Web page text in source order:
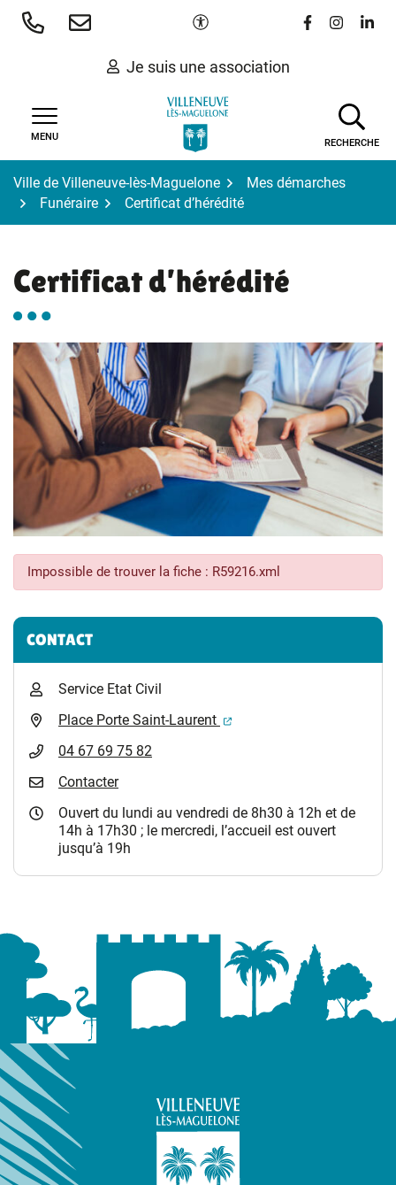
Aller
Paramètres d'accessibilité
Lien vers le
Lien vers
Lien
Je suis une association
MENU
RECHERCHE
Ville de Villeneuve-lès-Maguelone
Mes démarches
Funéraire
Certificat d’hérédité
Certificat d’hérédité
Impossible de trouver la fiche : R59216.xml
Informations complémentaires
CONTACT
Service Etat Civil
Place Porte Saint-Laurent
(ouverture dans un
04 67 69 75 82
Contacter
Ouvert du lundi au vendredi de 8h30 à 12h et de
14h à 17h30 ; le mercredi, l’accueil est ouvert
jusqu’à 19h